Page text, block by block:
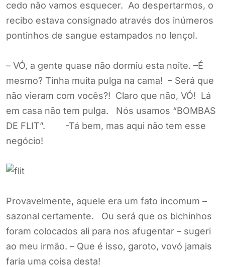
cedo não vamos esquecer. Ao despertarmos, o
recibo estava consignado através dos inúmeros
pontinhos de sangue estampados no lençol.
– VÓ, a gente quase não dormiu esta noite. –É
mesmo? Tinha muita pulga na cama! – Será que
não vieram com vocês?! Claro que não, VÓ! Lá
em casa não tem pulga. Nós usamos “BOMBAS
DE FLIT”. -Tá bem, mas aqui não tem esse
negócio!
Provavelmente, aquele era um fato incomum –
sazonal certamente. Ou será que os bichinhos
foram colocados ali para nos afugentar – sugeri
ao meu irmão. – Que é isso, garoto, vovó jamais
faria uma coisa desta!